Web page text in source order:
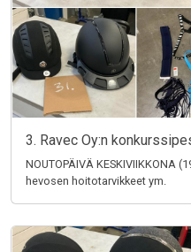
3. Ravec Oy:n
NOUTOPÄIVÄ KESKIVIIKKONA
hevosen hoitotarvikkeet ym.